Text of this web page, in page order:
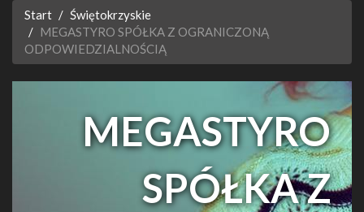
Start
Świętokrzyskie
MEGASTYRO SPÓŁKA Z OGRANICZONĄ
ODPOWIEDZIALNOŚCIĄ
MEGASTYRO
SPÓŁKA Z